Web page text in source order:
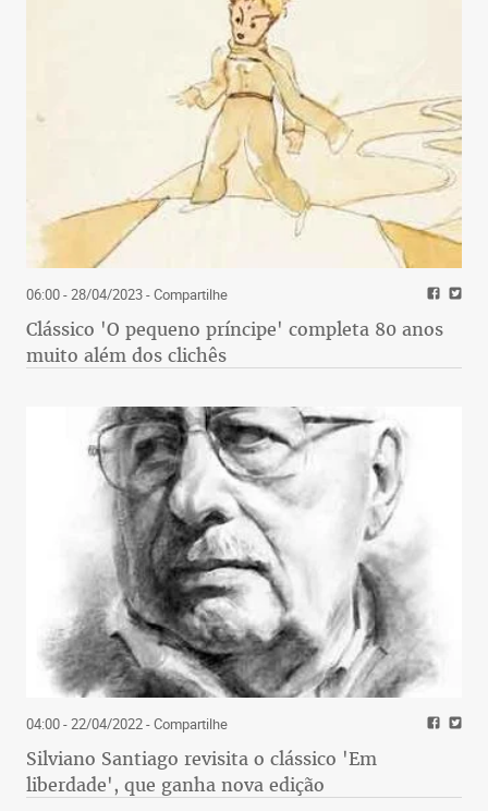
06:00 - 28/04/2023- Compartilhe
Clássico 'O pequeno príncipe' completa 80 anos
muito além dos clichês
04:00 - 22/04/2022- Compartilhe
Silviano Santiago revisita o clássico 'Em
liberdade', que ganha nova edição